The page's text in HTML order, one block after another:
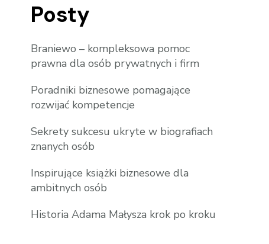
Posty
Braniewo – kompleksowa pomoc
prawna dla osób prywatnych i firm
Poradniki biznesowe pomagające
rozwijać kompetencje
Sekrety sukcesu ukryte w biografiach
znanych osób
Inspirujące książki biznesowe dla
ambitnych osób
Historia Adama Małysza krok po kroku